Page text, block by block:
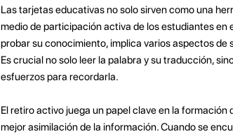
Las tarjetas educativas no solo sirven como una
medio de participación activa de los estudiantes en
probar su conocimiento, implica varios aspectos
Es crucial no solo leer la palabra y su traducción,
esfuerzos para recordarla.
El retiro activo juega un papel clave en la
mejor asimilación de la información. Cuando se